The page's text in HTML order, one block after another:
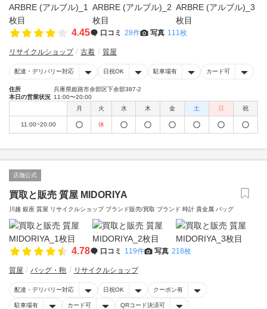
4.45 口コミ 28件 写真 111枚
リサイクルショップ 古着 質屋
配達・デリバリー対応 日祝OK 駐車場有 カード可
住所
兵庫県姫路市余部区下余部387-2
本日の営業状況 11:00〜20:00
月
火 水 木 金 土 日 祝
11:00~20:00 休
店舗公式
買取と販売 質屋 MIDORIYA
川越 銀座 質屋 リサイクルショップ ブランド販売/買取 ブランド 時計 貴金属 バッグ
4.78 口コミ 119件 写真 218枚
質屋 バッグ・鞄 リサイクルショップ
配達・デリバリー対応 日祝OK クーポン有
駐車場有 カード可 QRコード決済可